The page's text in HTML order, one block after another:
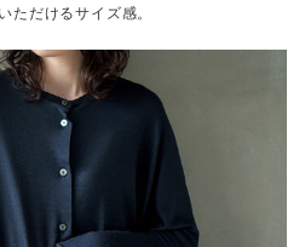
ただけるサイズ感。